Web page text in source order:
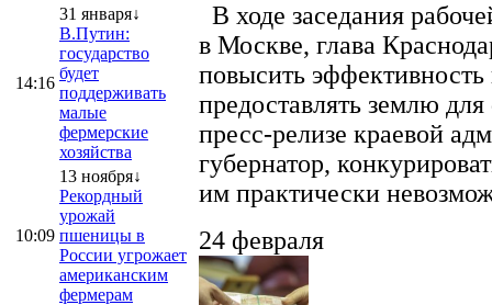
14:16
31 января↓
В.Путин:
государство
будет
поддерживать
малые
фермерские
хозяйства
10:09
13 ноября↓
Рекордный
урожай
пшеницы в
России угрожает
американским
фермерам
В ходе заседания
в Москве, глава
повысить эффективность
предоставлять землю
пресс-релизе краевой
губернатор,
им практически
24 февраля